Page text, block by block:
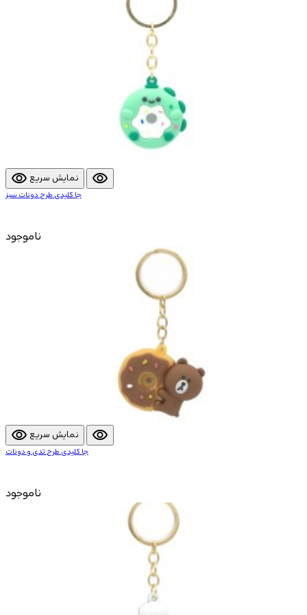
visibility نمایش سریع visibility
جا کلیدی طرح دونات سبز
ناموجود
visibility نمایش سریع visibility
جا کلیدی طرح تدی و دونات
ناموجود